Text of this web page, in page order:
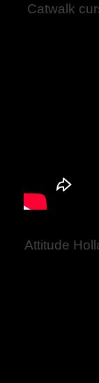
Catwalk
Attitude